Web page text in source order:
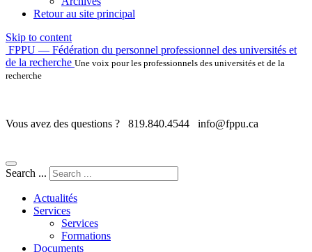
Retour au site principal
Skip to content
FPPU — Fédération du personnel professionnel des universités et
de la recherche Une voix pour les professionnels des universités et de la
recherche
Vous avez des questions ? 819.840.4544 info@fppu.ca
Search ...
Actualités
Services
Services
Formations
Documents